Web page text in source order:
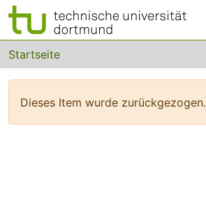
Bereiche & Sammlungen
Das gesamte Repositorium
FAQ
Startseite
Dieses Item wurde zurückgezogen.